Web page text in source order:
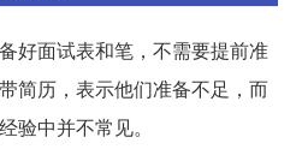
好面试表和笔，不需要提前准
简历，表示他们准备不足，而
验中并不常见。